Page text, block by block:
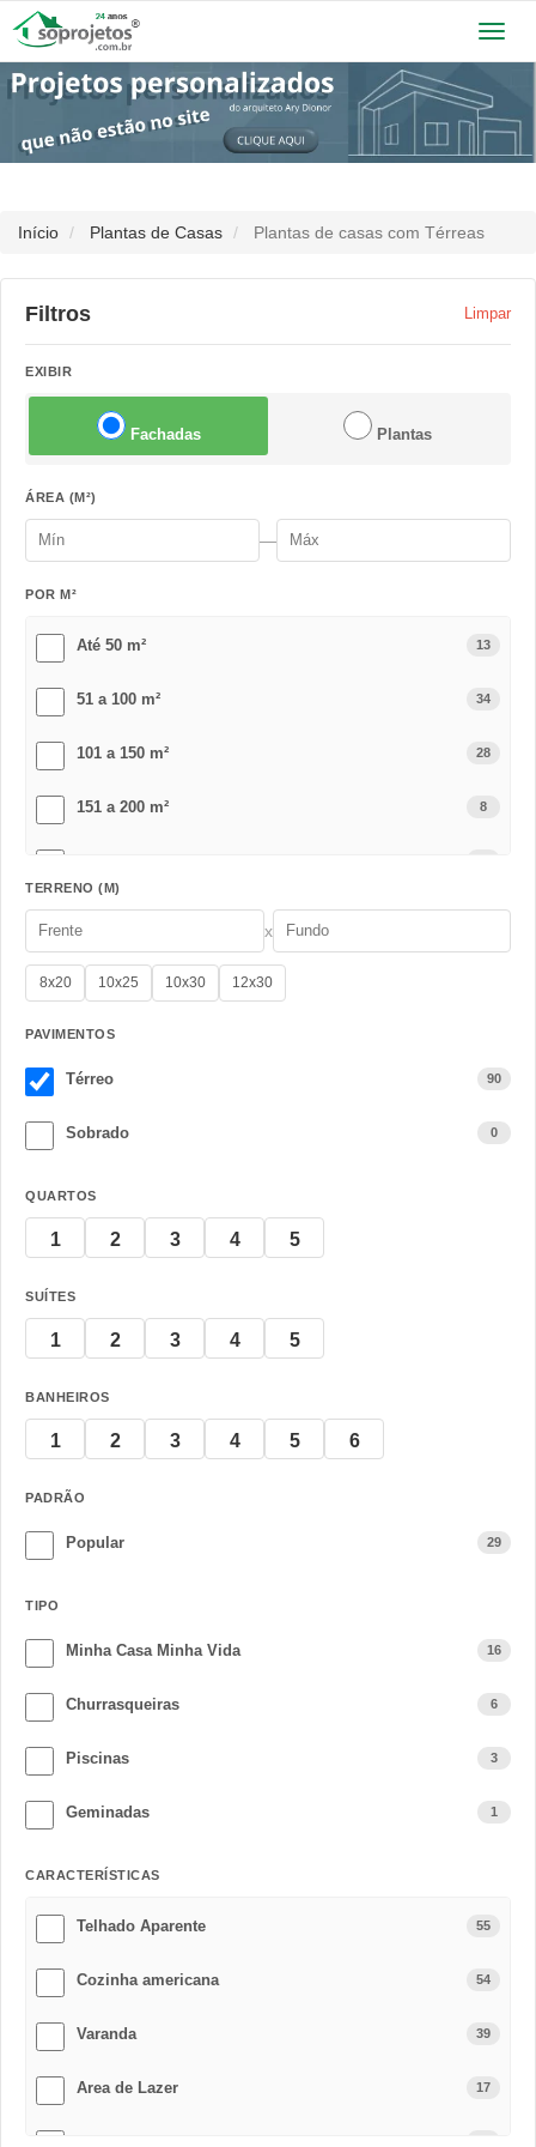
Início Plantas de Casas Plantas de casas com Térreas
Filtros Limpar
EXIBIR
Fachadas Plantas
ÁREA (M²)
—
POR M²
Até 50 m² 13
51 a 100 m² 34
101 a 150 m² 28
151 a 200 m² 8
Acima de 301 m² 1
TERRENO (M)
x
8x20 10x25 10x30 12x30
PAVIMENTOS
Térreo 90
Sobrado 0
QUARTOS
1 2 3 4 5
SUÍTES
1 2 3 4 5
BANHEIROS
1 2 3 4 5 6
PADRÃO
Popular 29
TIPO
Minha Casa Minha Vida 16
Churrasqueiras 6
Piscinas 3
Geminadas 1
CARACTERÍSTICAS
Telhado Aparente 55
Cozinha americana 54
Varanda 39
Area de Lazer 17